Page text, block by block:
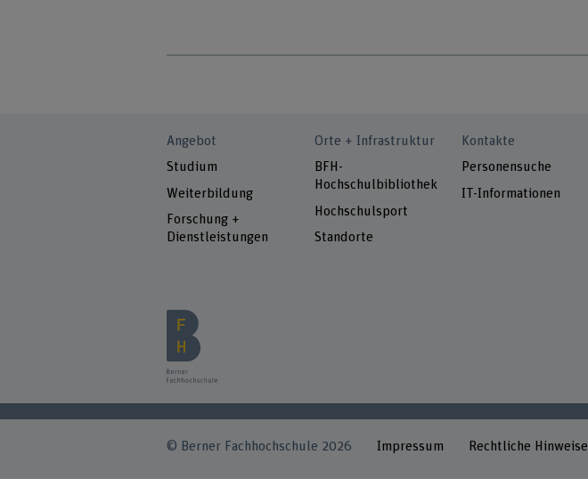
Angebot
Studium
Weiterbildung
Forschung +
Dienstleistungen
Orte + Infrastruktur
BFH-
Hochschulbibliothek
Hochschulsport
Standorte
Kontakte
Personensuche
IT-Informationen
© Berner Fachhochschule 2026 Impressum Rechtliche Hinweise